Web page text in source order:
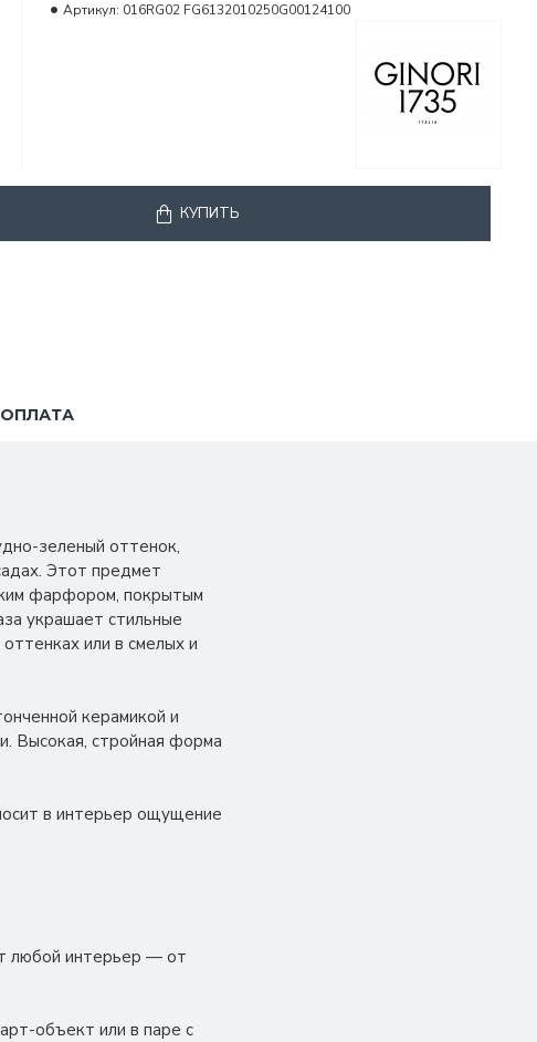
Артикул: 016RG02 FG6132010250G00124100
КУПИТЬ
зеленый оттенок,
Этот предмет
фарфором, покрытым
украшает стильные
или в смелых и
керамикой и
Высокая, стройная форма
в интерьер ощущение
любой интерьер — от
объект или в паре с